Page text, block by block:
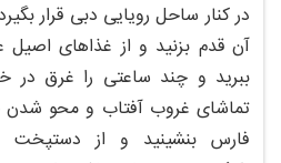
در کنار ساحل رویایی دبی قرار
آن قدم بزنید و از غذاهای اصیل
ببرید و چند ساعتی را غرق
تماشای غروب آفتاب و محو
فارس بنشینید و از دستپخت